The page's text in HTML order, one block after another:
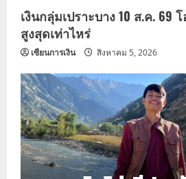
เงินกลุ่มเปราะบาง 10 ส.ค. 69
สูงสุดเท่าไหร่
เซียนการเงิน สิงหาคม 5, 2026